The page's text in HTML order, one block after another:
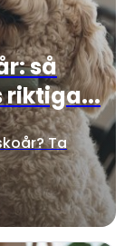
så
riktiga...
Ta